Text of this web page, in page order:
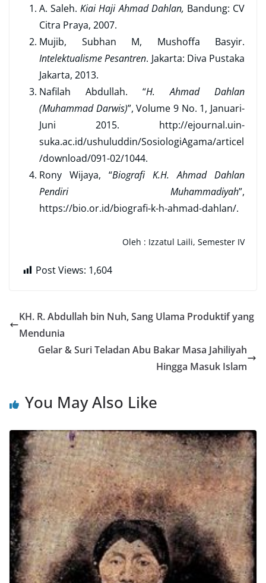
A. Saleh.Kiai Haji Ahmad Dahlan, Bandung: CV
Citra Praya, 2007.
Mujib, Subhan M, Mushoffa Basyir.
Intelektualisme Pesantren. Jakarta: Diva Pustaka
Jakarta, 2013.
Nafilah Abdullah. “H. Ahmad Dahlan
(Muhammad Darwis)”, Volume 9 No. 1, Januari-
Juni 2015. http://ejournal.uin-
suka.ac.id/ushuluddin/SosiologiAgama/articel
/download/091-02/1044.
Rony Wijaya, “Biografi K.H. Ahmad Dahlan
Pendiri Muhammadiyah”,
https://bio.or.id/biografi-k-h-ahmad-dahlan/.
Oleh : Izzatul Laili, Semester IV
Post Views: 1,604
KH. R. Abdullah bin Nuh, Sang Ulama Produktif yang
Mendunia
Gelar & Suri Teladan Abu Bakar Masa Jahiliyah
Hingga Masuk Islam
You May Also Like